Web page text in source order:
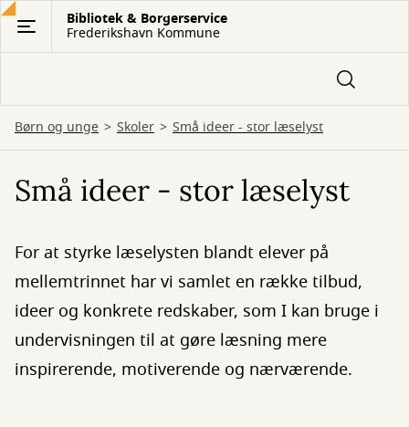
Gå
hovedindhold
Bibliotek & Borgerservice
Frederikshavn Kommune
Børn og unge Skoler Små ideer - stor læselyst
Små ideer - stor læselyst
For at styrke læselysten blandt elever på
mellemtrinnet har vi samlet en række tilbud,
ideer og konkrete redskaber, som I kan bruge i
undervisningen til at gøre læsning mere
inspirerende, motiverende og nærværende.